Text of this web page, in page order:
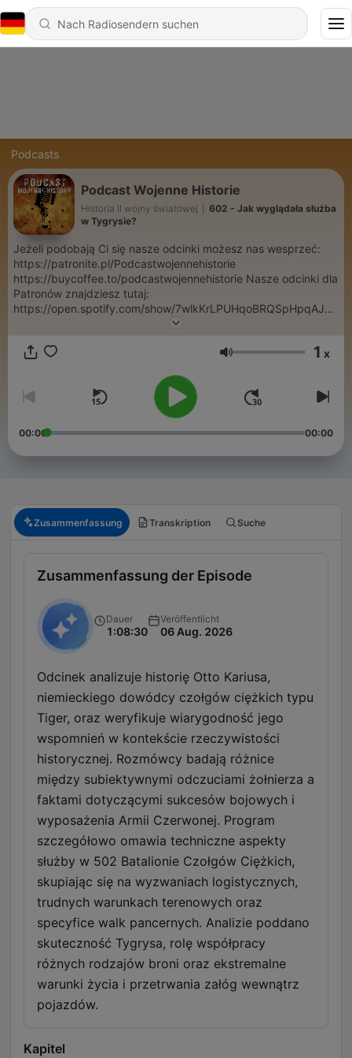
Podcasts
Podcast Wojenne Historie
Historia II wojny światowej
602 - Jak wyglądała służba
w Tygrysie?
Jeżeli podobają Ci się nasze odcinki możesz nas wesprzeć:
https://patronite.pl/Podcastwojennehistorie
https://buycoffee.to/podcastwojennehistorie Nasze odcinki dla
Patronów znajdziesz tutaj:
https://open.spotify.com/show/7wlkKrLPUHqoBRQSpHpqAJ?
si=6MPaNz7ESpWhO50Y3LCDJQ
Lautstärke 1 x
00:00 00:00
Zusammenfassung Transkription Suche
Zusammenfassung der Episode
Dauer
1:08:30
Veröffentlicht
06 Aug. 2026
Odcinek analizuje historię Otto Kariusa,
niemieckiego dowódcy czołgów ciężkich typu
Tiger, oraz weryfikuje wiarygodność jego
wspomnień w kontekście rzeczywistości
historycznej. Rozmówcy badają różnice
między subiektywnymi odczuciami żołnierza a
faktami dotyczącymi sukcesów bojowych i
wyposażenia Armii Czerwonej. Program
szczegółowo omawia techniczne aspekty
służby w 502 Batalionie Czołgów Ciężkich,
skupiając się na wyzwaniach logistycznych,
trudnych warunkach terenowych oraz
specyfice walk pancernych. Analizie poddano
skuteczność Tygrysa, rolę współpracy
różnych rodzajów broni oraz ekstremalne
warunki życia i przetrwania załóg wewnątrz
pojazdów.
Kapitel